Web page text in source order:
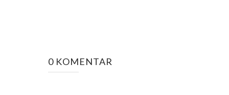
0 KOMENTAR